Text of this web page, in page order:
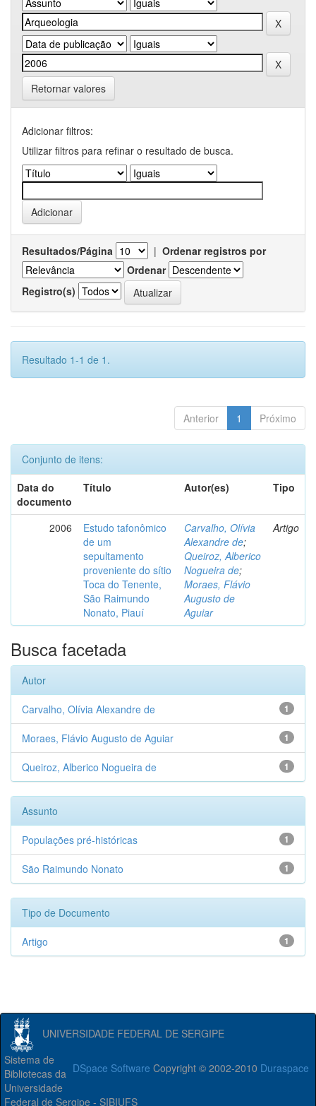
Retornar valores
Adicionar filtros:
Utilizar filtros para refinar o resultado de busca.
Resultados/Página | Ordenar registros por
Ordenar
Registro(s)
Resultado 1-1 de 1.
Anterior 1 Próximo
Conjunto de itens:
Data do
documento
Título Autor(es) Tipo
2006
Estudo tafonômico
de um
sepultamento
proveniente do sítio
Toca do Tenente,
São Raimundo
Nonato, Piauí
Carvalho, Olívia
Alexandre de;
Queiroz, Alberico
Nogueira de;
Moraes, Flávio
Augusto de
Aguiar
Artigo
Busca facetada
Autor
1
Carvalho, Olívia Alexandre de
1
Moraes, Flávio Augusto de Aguiar
1
Queiroz, Alberico Nogueira de
Assunto
1
Populações pré-históricas
1
São Raimundo Nonato
Tipo de Documento
1
Artigo
UNIVERSIDADE FEDERAL DE SERGIPE
DSpace Software Copyright © 2002-2010 Duraspace
Sistema de
Bibliotecas da
Universidade
Federal de Sergipe - SIBIUFS